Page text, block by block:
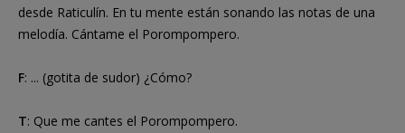
desde Raticulín. En tu mente están sonando las notas de una
melodía. Cántame el Porompompero.
F: ... (gotita de sudor) ¿Cómo?
T: Que me cantes el Porompompero.